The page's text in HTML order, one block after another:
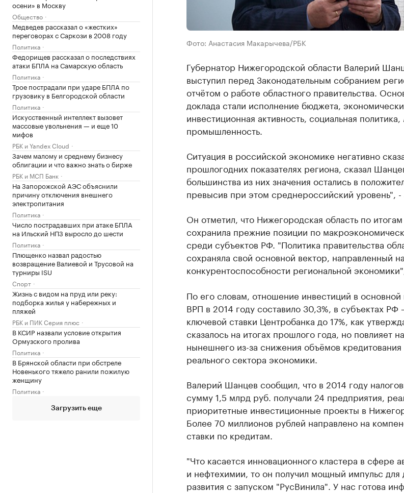
осени» в Москву
Общество
Медведев рассказал о «жестких»
переговорах с Саркози в 2008 году
Политика
Федорищев рассказал о последствиях
атаки БПЛА на Самарскую область
Политика
Трое пострадали при ударе БПЛА по
грузовику в Белгородской области
Политика
Искусственный интеллект вызовет
массовые увольнения — и еще 10
мифов
РБК и Yandex Cloud
Зачем малому и среднему бизнесу
облигации и что важно знать о бирже
РБК и МСП Банк
На Запорожской АЭС объяснили
причину отключения внешнего
электропитания
Политика
Число пострадавших при атаке БПЛА
на Ильский НПЗ выросло до шести
Политика
Плющенко назвал радостью
возвращение Валиевой и Трусовой на
турниры ISU
Спорт
Жизнь с видом на пруд или реку:
подборка жилья у набережных и
пляжей
РБК и ПИК Серия плюс
В КСИР назвали условие открытия
Ормузского пролива
Политика
В Брянской области при обстреле
Новенького тяжело ранили пожилую
женщину
Политика
Загрузить еще
Фото: Анастасия Макарычева/РБК
Губернатор Нижегородской области Валерий
выступил перед Законодательным собранием
отчётом о работе областного правительства.
доклада стали исполнение бюджета,
инвестиционная активность, социальная
промышленность.
Ситуация в российской экономике негативно
прошлогодних показателях региона, сказал
большинства из них значения остались в
превысив при этом среднероссийский уровень", -
Он отметил, что Нижегородская область по
сохранила прежние позиции по
среди субъектов РФ. "Политика правительства
сохраняла свой основной вектор, направленный
конкурентоспособности региональной
По его словам, отношение инвестиций в основной
ВРП в 2014 году составило 30,3%, в субъектах
ключевой ставки Центробанка до 17%, как
сказалось на итогах прошлого года, но повлияет
нынешнего из-за снижения объёмов
реального сектора экономики.
Валерий Шанцев сообщил, что в 2014 году
сумму 1,5 млрд руб. получали 24 предприятия,
приоритетные инвестиционные проекты в
Более 70 миллионов рублей направлено на
ставки по кредитам.
"Что касается инновационного кластера в сфере
и нефтехимии, то он получил мощный импульс для
развития с запуском "РусВинила". У нас готова